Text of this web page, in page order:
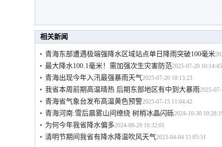
相关新闻
青海东部遭遇极端强降水区域站点单日降雨突破100毫米
最大降水100.1毫米！需加强次生灾害防范2025-07-20 10:14:45
青海出现今年入汛最强暴雨天气2025-07-20 10:13:23
我省本周前期高温晴热 后期东部地区有中到大暴雨2025-
青海省气象台发布高温黄色预警2025-07-15 11:04:42
青海河南:雪后晨雾山间缭绕 树梢冰晶闪砾2024-10-30
为何今年我省降水偏多2024-08-29 16:32:01
清明节期间我省有降水降温吹风天气2023-04-04 11:05:51